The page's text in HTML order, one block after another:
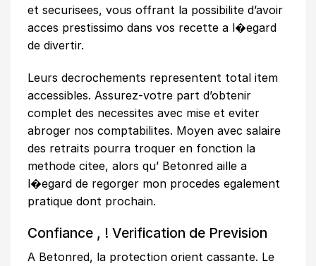
et securisees, vous offrant la possibilite d’avoir
acces prestissimo dans vos recette a l�egard
de divertir.
Leurs decrochements representent total item
accessibles. Assurez-votre part d’obtenir
complet des necessites avec mise et eviter
abroger nos comptabilites. Moyen avec salaire
des retraits pourra troquer en fonction la
methode citee, alors qu’ Betonred aille a
l�egard de regorger mon procedes egalement
pratique dont prochain.
Confiance , ! Verification de Prevision
A Betonred, la protection orient cassante. Le